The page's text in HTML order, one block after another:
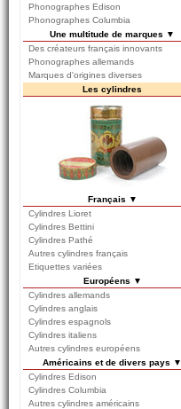
Phonographes Edison
Phonographes Columbia
Une multitude de marques ▼
Des créateurs français innovants
Phonographes allemands
Marques d'origines diverses
Les cylindres
Français ▼
Cylindres Lioret
Cylindres Bettini
Cylindres Pathé
Autres cylindres français
Etiquettes variées
Européens ▼
Cylindres allemands
Cylindres anglais
Cylindres espagnols
Cylindres italiens
Autres cylindres européens
Américains et de divers pays ▼
Cylindres Edison
Cylindres Columbia
Autres cylindres américains